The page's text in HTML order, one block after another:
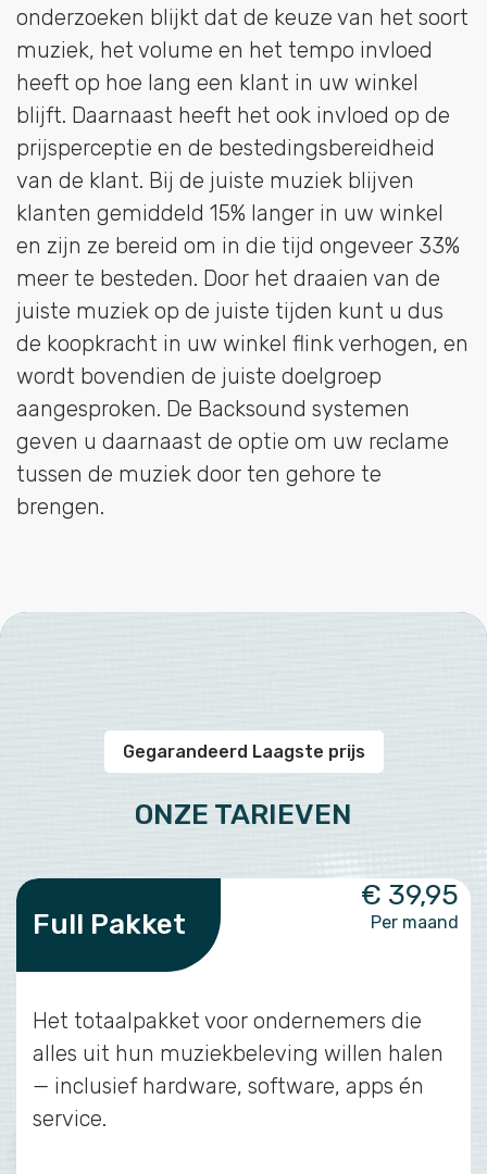
onderzoeken blijkt dat de keuze van het soort
muziek, het volume en het tempo invloed
heeft op hoe lang een klant in uw winkel
blijft. Daarnaast heeft het ook invloed op de
prijsperceptie en de bestedingsbereidheid
van de klant. Bij de juiste muziek blijven
klanten gemiddeld 15% langer in uw winkel
en zijn ze bereid om in die tijd ongeveer 33%
meer te besteden. Door het draaien van de
juiste muziek op de juiste tijden kunt u dus
de koopkracht in uw winkel flink verhogen, en
wordt bovendien de juiste doelgroep
aangesproken. De Backsound systemen
geven u daarnaast de optie om uw reclame
tussen de muziek door ten gehore te
brengen.
Gegarandeerd Laagste prijs
ONZE TARIEVEN
Full Pakket
€ 39,95
Per maand
Het totaalpakket voor ondernemers die
alles uit hun muziekbeleving willen halen
— inclusief hardware, software, apps én
service.